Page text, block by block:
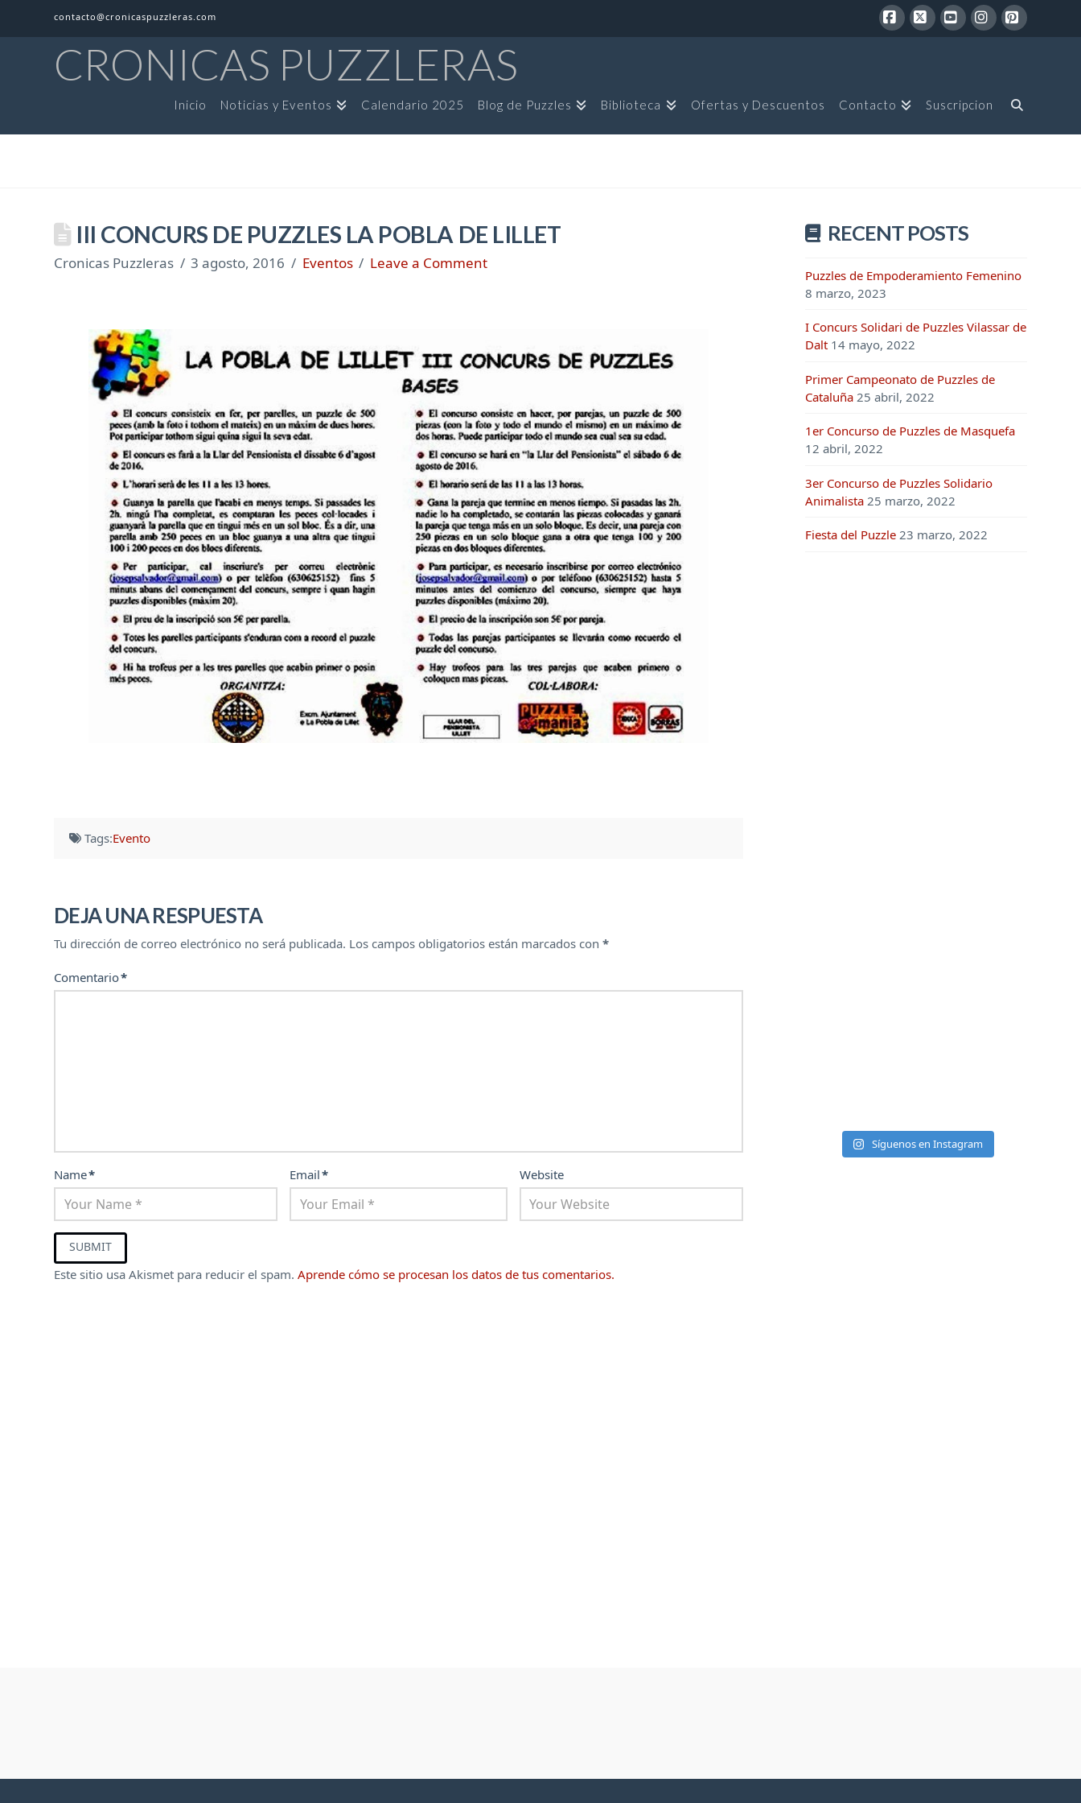
contacto@cronicaspuzzleras.com
CRONICAS PUZZLERAS
Inicio Noticias y Eventos Calendario 2025 Blog de Puzzles Biblioteca Ofertas y Descuentos Contacto Suscripcion
III CONCURS DE PUZZLES LA POBLA DE LILLET
Cronicas Puzzleras 3 agosto, 2016 Eventos Leave a Comment
Tags:Evento
DEJA UNA RESPUESTA
Tu dirección de correo electrónico no será publicada. Los campos obligatorios están marcados con*
Comentario*
Name* Email* Website
Este sitio usa Akismet para reducir el spam.Aprende cómo se procesan los datos de tus comentarios.
RECENT POSTS
Puzzles de Empoderamiento Femenino
8 marzo, 2023
I Concurs Solidari de Puzzles Vilassar de
Dalt 14 mayo, 2022
Primer Campeonato de Puzzles de
Cataluña 25 abril, 2022
1er Concurso de Puzzles de Masquefa
12 abril, 2022
3er Concurso de Puzzles Solidario
Animalista 25 marzo, 2022
Fiesta del Puzzle 23 marzo, 2022
Síguenos en Instagram